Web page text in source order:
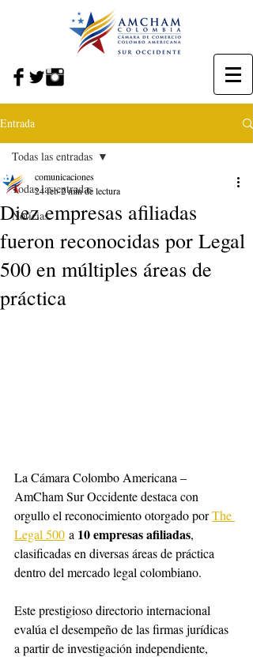
Entrada
Todas las entradas
Noticias
Todas las entradas
Diez empresas afiliadas
fueron reconocidas por Legal
500 en múltiples áreas de
práctica
comunicaciones
24 feb2 min de lectura
La Cámara Colombo Americana –
AmCham Sur Occidente destaca con
orgullo el reconocimiento otorgado por The
Legal 500 a 10 empresas afiliadas,
clasificadas en diversas áreas de práctica
dentro del mercado legal colombiano.
Este prestigioso directorio internacional
evalúa el desempeño de las firmas jurídicas
a partir de investigación independiente,